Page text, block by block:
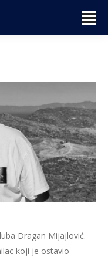
Dragan Mijajlović.
koji je ostavio